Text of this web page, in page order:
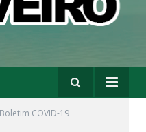
Boletim COVID-19